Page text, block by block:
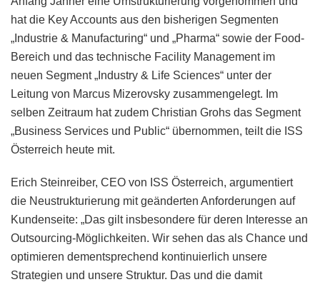
hat die Key Accounts aus den bisherigen Segmenten
„Industrie & Manufacturing“ und „Pharma“ sowie der Food-
Bereich und das technische Facility Management im
neuen Segment „Industry & Life Sciences“ unter der
Leitung von Marcus Mizerovsky zusammengelegt. Im
selben Zeitraum hat zudem Christian Grohs das Segment
„Business Services und Public“ übernommen, teilt die ISS
Österreich heute mit.
Erich Steinreiber, CEO von ISS Österreich, argumentiert
die Neustrukturierung mit geänderten Anforderungen auf
Kundenseite: „Das gilt insbesondere für deren Interesse an
Outsourcing-Möglichkeiten. Wir sehen das als Chance und
optimieren dementsprechend kontinuierlich unsere
Strategien und unsere Struktur. Das und die damit